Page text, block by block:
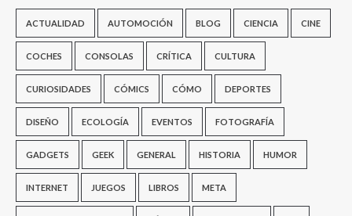
ACTUALIDAD AUTOMOCIÓN BLOG CIENCIA CINE
COCHES CONSOLAS CRÍTICA CULTURA
CURIOSIDADES CÓMICS CÓMO DEPORTES
DISEÑO ECOLOGÍA EVENTOS FOTOGRAFÍA
GADGETS GEEK GENERAL HISTORIA HUMOR
INTERNET JUEGOS LIBROS META